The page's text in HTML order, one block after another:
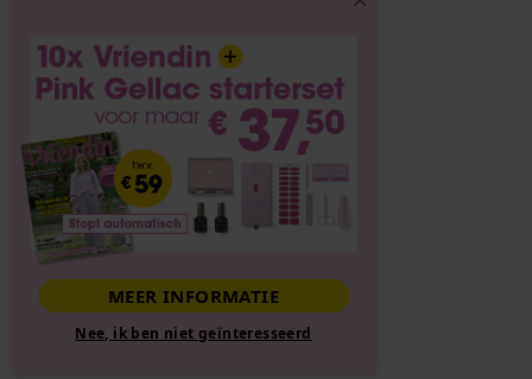
MEER INFORMATIE
Nee, ik ben niet geïnteresseerd